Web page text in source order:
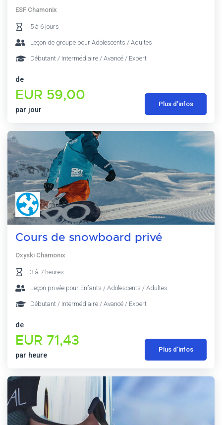
ESF Chamonix
5 à 6 jours
Leçon de groupe pour Adolescents / Adultes
Débutant / Intermédiaire / Avancé / Expert
de
EUR 59,00
par jour
Plus d'infos
Cours de snowboard privé
Oxyski Chamonix
3 à 7 heures
Leçon privée pour Enfants / Adolescents / Adultes
Débutant / Intermédiaire / Avancé / Expert
de
EUR 71,43
par heure
Plus d'infos